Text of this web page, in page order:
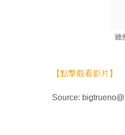
雖
【點撃觀看影片】
Source: